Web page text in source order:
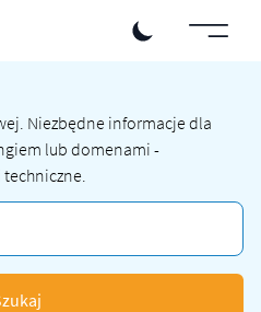
Niezbędne informacje dla
lub domenami -